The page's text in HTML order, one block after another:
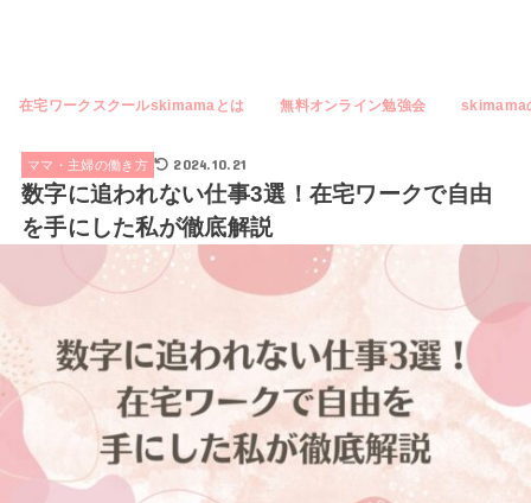
在宅ワークスクールskimamaとは 無料オンライン勉強会 skimama
ママ・主婦の働き方 2024.10.21
数字に追われない仕事3選！在宅ワークで自由
を手にした私が徹底解説